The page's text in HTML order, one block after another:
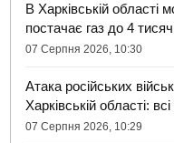
В Харківській області
постачає газ до 4
07 Серпня 2026, 10:30
Атака російських
Харківській області: всі
07 Серпня 2026, 10:29